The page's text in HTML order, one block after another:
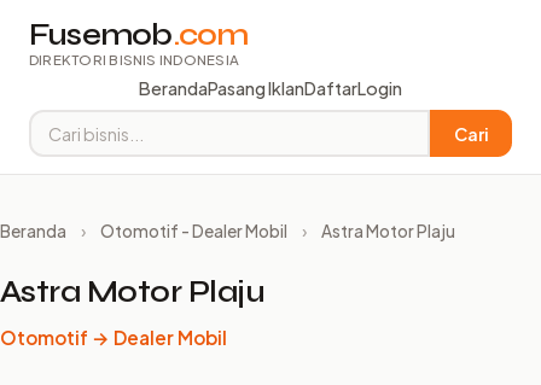
Fusemob.com
DIREKTORI BISNIS INDONESIA
BerandaPasang IklanDaftarLogin
Cari
Beranda › Otomotif - Dealer Mobil › Astra Motor Plaju
Astra Motor Plaju
Otomotif → Dealer Mobil